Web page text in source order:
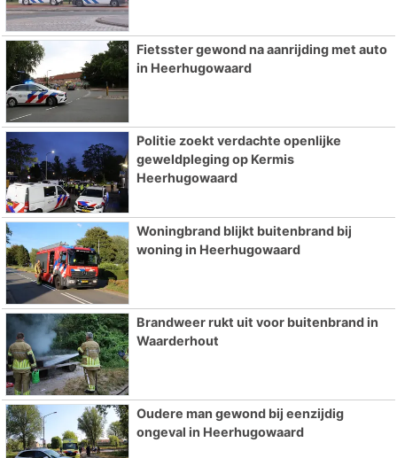
Fietsster gewond na aanrijding met auto
in Heerhugowaard
Politie zoekt verdachte openlijke
geweldpleging op Kermis
Heerhugowaard
Woningbrand blijkt buitenbrand bij
woning in Heerhugowaard
Brandweer rukt uit voor buitenbrand in
Waarderhout
Oudere man gewond bij eenzijdig
ongeval in Heerhugowaard